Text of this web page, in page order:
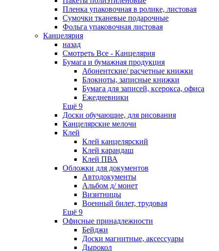
Пленка упаковочная в ролике, листовая
Сумочки тканевые подарочные
Фольга упаковочная листовая
Канцелярия
назад
Смотреть Все - Канцелярия
Бумага и бумажная продукция
Абонентские/ расчетные книжки
Блокноты, записные книжки
Бумага для записей, ксерокса, офиса
Ежедневники
Ещё 9
Доски обучающие, для рисования
Канцелярские мелочи
Клей
Клей канцелярский
Клей карандаш
Клей ПВА
Обложки для документов
Автодокументы
Альбом д/ монет
Визитницы
Военный билет, трудовая
Ещё 9
Офисные принадлежности
Бейджи
Доски магнитные, аксессуары
Дырокол